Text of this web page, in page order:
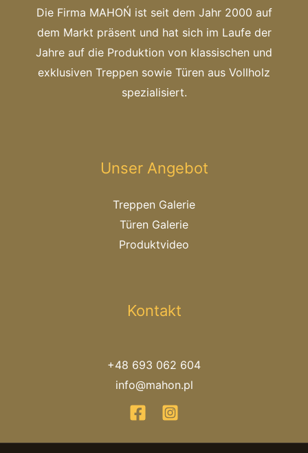
Die Firma MAHOŃ ist seit dem Jahr 2000 auf
dem Markt präsent und hat sich im Laufe der
Jahre auf die Produktion von klassischen und
exklusiven Treppen sowie Türen aus Vollholz
spezialisiert.
Unser Angebot
Treppen Galerie
Türen Galerie
Produktvideo
Kontakt
+48 693 062 604
info@mahon.pl